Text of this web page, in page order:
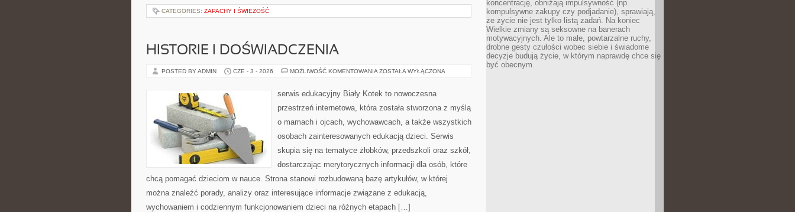
CATEGORIES: ZAPACHY I ŚWIEŻOŚĆ
HISTORIE I DOŚWIADCZENIA
POSTED BY ADMIN CZE - 3 - 2026 MOŻLIWOŚĆ KOMENTOWANIA HISTORIE
ZOSTAŁA WYŁĄCZONA
serwis edukacyjny Biały Kotek to nowoczesna
przestrzeń internetowa, która została stworzona z myślą
o mamach i ojcach, wychowawcach, a także wszystkich
osobach zainteresowanych edukacją dzieci. Serwis
skupia się na tematyce żłobków, przedszkoli oraz szkół,
dostarczając merytorycznych informacji dla osób, które
chcą pomagać dzieciom w nauce. Strona stanowi rozbudowaną bazę artykułów, w której
można znaleźć porady, analizy oraz interesujące informacje związane z edukacją,
wychowaniem i codziennym funkcjonowaniem dzieci na różnych etapach […]
koncentrację, obniżają impulsywność (np.
kompulsywne zakupy czy podjadanie), sprawiają,
że życie nie jest tylko listą zadań. Na koniec
Wielkie zmiany są seksowne na banerach
motywacyjnych. Ale to małe, powtarzalne ruchy,
drobne gesty czułości wobec siebie i świadome
decyzje budują życie, w którym naprawdę chce się
być obecnym.